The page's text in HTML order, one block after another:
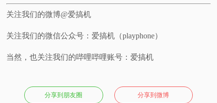
关注我们的微博@爱搞机
关注我们的微信公众号：爱搞机（playphone）
当然，也关注我们的哔哩哔哩账号：爱搞机
分享到朋友圈 分享到微博